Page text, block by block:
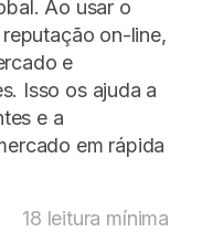
Ao usar o
on-line,
e
Isso os ajuda a
e a
em rápida
18 leitura mínima